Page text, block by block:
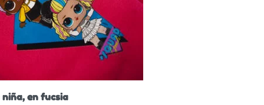
en fucsia